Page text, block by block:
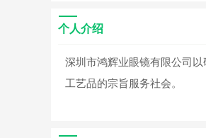
个人介绍
深圳市鸿辉业眼镜有限公司
工艺品的宗旨服务社会。